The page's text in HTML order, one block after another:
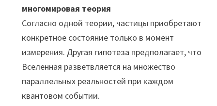
многомировая теория
Согласно одной теории, частицы приобретают
конкретное состояние только в момент
измерения. Другая гипотеза предполагает, что
Вселенная разветвляется на множество
параллельных реальностей при каждом
квантовом событии.